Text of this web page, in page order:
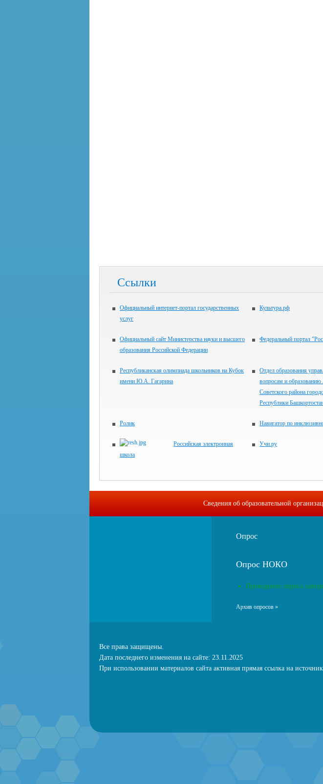
Ссылки
Официальный интернет-портал государственных
услуг
Культура.рф
Официальный сайт Министерства науки и высшего
образования Российской Федерации
Федеральный портал
Республиканская олимпиада школьников на Кубок
имени Ю.А. Гагарина
Отдел образования
вопросам и
Советского района
Республики
Ролик Навигатор по
Российская электронная
школа
Учи.ру
Сведения об образовательной
Опрос
Опрос НОКО
Проведение опроса
Архив опросов »
Все права защищены.
Дата последнего изменения на сайте: 23.11.2025
При использовании материалов сайта активная прямая ссылка на источник